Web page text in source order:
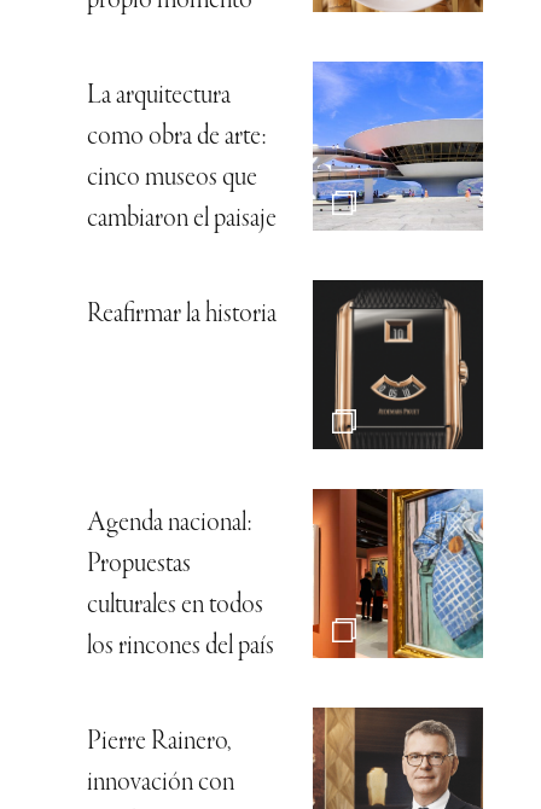
La arquitectura
como obra de arte:
cinco museos que
cambiaron el paisaje
Reafirmar la historia
Agenda nacional:
Propuestas
culturales en todos
los rincones del país
Pierre Rainero,
innovación con